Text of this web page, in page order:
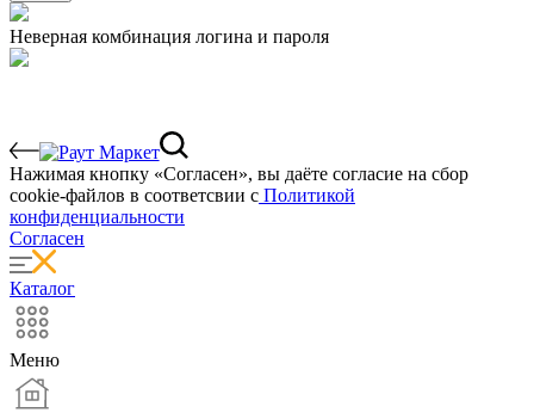
Неверная комбинация логина и пароля
Нажимая кнопку «Согласен», вы даёте cогласие на сбор
cookie-файлов в соответсвии с Политикой
конфиденциальности
Согласен
Каталог
Меню